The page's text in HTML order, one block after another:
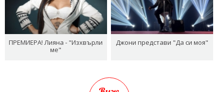
ПРЕМИЕРА! Лияна - "Изхвърли
ме"
Джони представи "Да си моя"